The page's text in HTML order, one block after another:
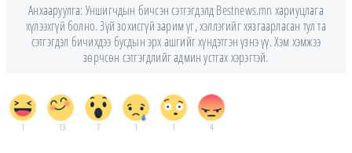
Анхааруулга: Уншигчдын бичсэн сэтгэгдэлд Bestnews.mn хариуцлага
хүлээхгүй болно. Зүй зохисгүй зарим үг, хэллэгийг хязгаарласан тул та
сэтгэгдэл бичихдээ бусдын эрх ашгийг хүндэтгэн үзнэ үү. Хэм хэмжээ
зөрчсөн сэтгэгдлийг админ устгах хэрэгтэй.
1 13 7 1 1 4